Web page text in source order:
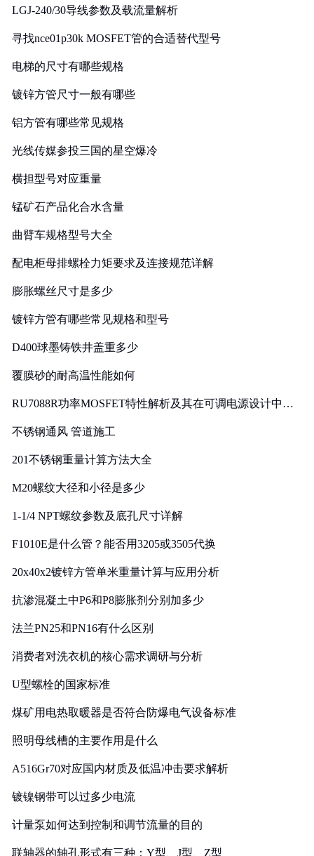
LGJ-240/30导线参数及载流量解析
寻找nce01p30k MOSFET管的合适替代型号
电梯的尺寸有哪些规格
镀锌方管尺寸一般有哪些
铝方管有哪些常见规格
光线传媒参投三国的星空爆冷
横担型号对应重量
锰矿石产品化合水含量
曲臂车规格型号大全
配电柜母排螺栓力矩要求及连接规范详解
膨胀螺丝尺寸是多少
镀锌方管有哪些常见规格和型号
D400球墨铸铁井盖重多少
覆膜砂的耐高温性能如何
RU7088R功率MOSFET特性解析及其在可调电源设计中的
不锈钢通风 管道施工
201不锈钢重量计算方法大全
M20螺纹大径和小径是多少
1-1/4 NPT螺纹参数及底孔尺寸详解
F1010E是什么管？能否用3205或3505代换
20x40x2镀锌方管单米重量计算与应用分析
抗渗混凝土中P6和P8膨胀剂分别加多少
法兰PN25和PN16有什么区别
消费者对洗衣机的核心需求调研与分析
U型螺栓的国家标准
煤矿用电热取暖器是否符合防爆电气设备标准
照明母线槽的主要作用是什么
A516Gr70对应国内材质及低温冲击要求解析
镀镍钢带可以过多少电流
计量泵如何达到控制和调节流量的目的
联轴器的轴孔形式有三种：Y型、J型、Z型